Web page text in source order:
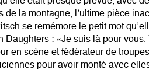
de la montagne, l’ultime pièce
se remémore le petit mot
Daughters : «Je suis là pour
en scène et fédérateur de
pour avoir monté avec